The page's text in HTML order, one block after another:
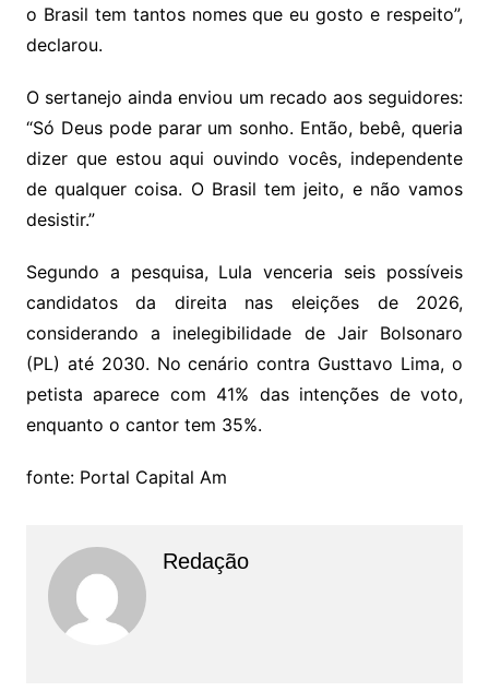
o Brasil tem tantos nomes que eu gosto e respeito”,
declarou.
O sertanejo ainda enviou um recado aos seguidores:
“Só Deus pode parar um sonho. Então, bebê, queria
dizer que estou aqui ouvindo vocês, independente
de qualquer coisa. O Brasil tem jeito, e não vamos
desistir.”
Segundo a pesquisa, Lula venceria seis possíveis
candidatos da direita nas eleições de 2026,
considerando a inelegibilidade de Jair Bolsonaro
(PL) até 2030. No cenário contra Gusttavo Lima, o
petista aparece com 41% das intenções de voto,
enquanto o cantor tem 35%.
fonte: Portal Capital Am
Redação